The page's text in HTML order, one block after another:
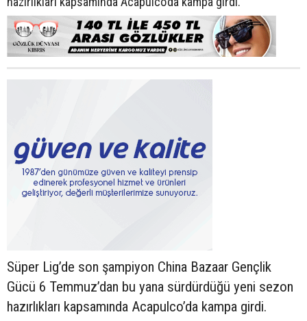
Süper Lig’de son şampiyon China Bazaar Gençlik
Gücü 6 Temmuz’dan bu yana sürdürdüğü yeni sezon
hazırlıkları kapsamında Acapulco’da kampa girdi.